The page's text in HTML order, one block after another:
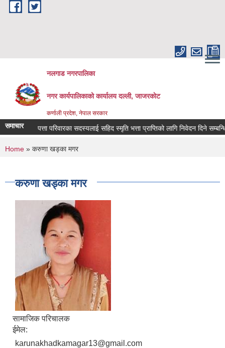
Skip to main content
नलगाड नगरपालिका
नगर कार्यपालिकाको कार्यालय दल्ली, जाजरकाेट
कर्णाली प्रदेश, नेपाल सरकार
समाचार
तथा बेपत्ता परिवारका सदस्यलाई सहिद स्मृति भत्ता प्राप्तिको लागि निवेदन दिने सम्बन्धि
You are here
Home » करुणा खड्का मगर
करुणा खड्का मगर
सामाजिक परिचालक
ईमेल:
karunakhadkamagar13@gmail.com